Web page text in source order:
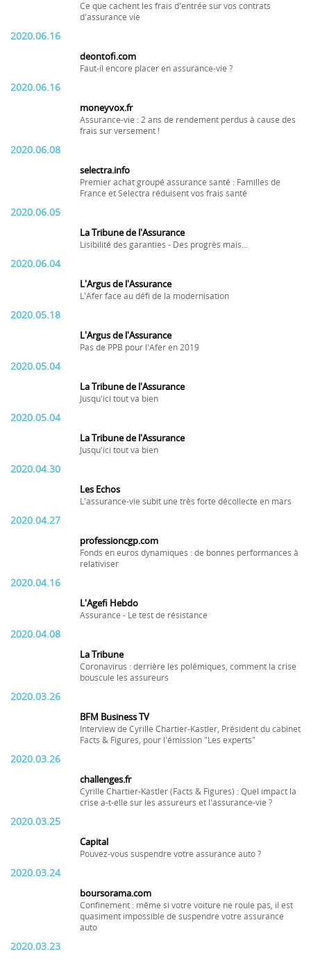
Ce que cachent les frais d'entrée sur vos contrats
d'assurance vie
2020.06.16
deontofi.com
Faut-il encore placer en assurance-vie ?
2020.06.16
moneyvox.fr
Assurance-vie : 2 ans de rendement perdus à cause des
frais sur versement !
2020.06.08
selectra.info
Premier achat groupé assurance santé : Familles de
France et Selectra réduisent vos frais santé
2020.06.05
La Tribune de l'Assurance
Lisibilité des garanties - Des progrès mais...
2020.06.04
L'Argus de l'Assurance
L'Afer face au défi de la modernisation
2020.05.18
L'Argus de l'Assurance
Pas de PPB pour l'Afer en 2019
2020.05.04
La Tribune de l'Assurance
Jusqu'ici tout va bien
2020.05.04
La Tribune de l'Assurance
Jusqu'ici tout va bien
2020.04.30
Les Echos
L'assurance-vie subit une très forte décollecte en mars
2020.04.27
professioncgp.com
Fonds en euros dynamiques : de bonnes performances à
relativiser
2020.04.16
L'Agefi Hebdo
Assurance - Le test de résistance
2020.04.08
La Tribune
Coronavirus : derrière les polémiques, comment la crise
bouscule les assureurs
2020.03.26
BFM Business TV
Interview de Cyrille Chartier-Kastler, Président du cabinet
Facts & Figures, pour l'émission "Les experts"
2020.03.26
challenges.fr
Cyrille Chartier-Kastler (Facts & Figures) : Quel impact la
crise a-t-elle sur les assureurs et l'assurance-vie ?
2020.03.25
Capital
Pouvez-vous suspendre votre assurance auto ?
2020.03.24
boursorama.com
Confinement : même si votre voiture ne roule pas, il est
quasiment impossible de suspendre votre assurance
auto
2020.03.23